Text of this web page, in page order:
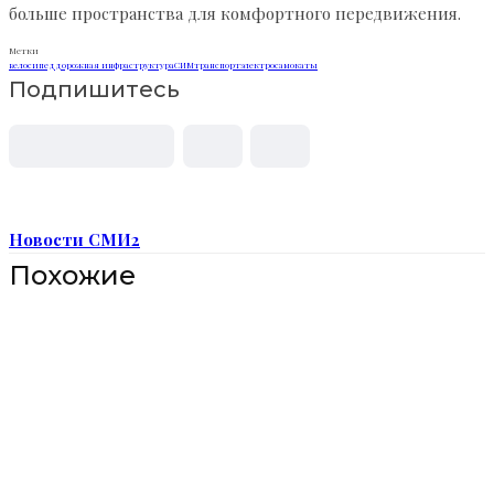
больше пространства для комфортного передвижения.
Метки
велосипеддорожная инфраструктураСИМтранспортэлектросамокаты
Подпишитесь
Новости СМИ2
Похожие